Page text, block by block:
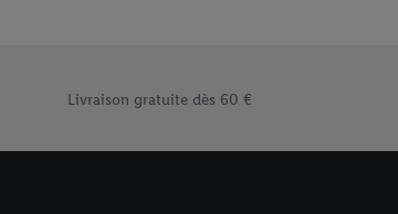
Livraison gratuite dès 60 €